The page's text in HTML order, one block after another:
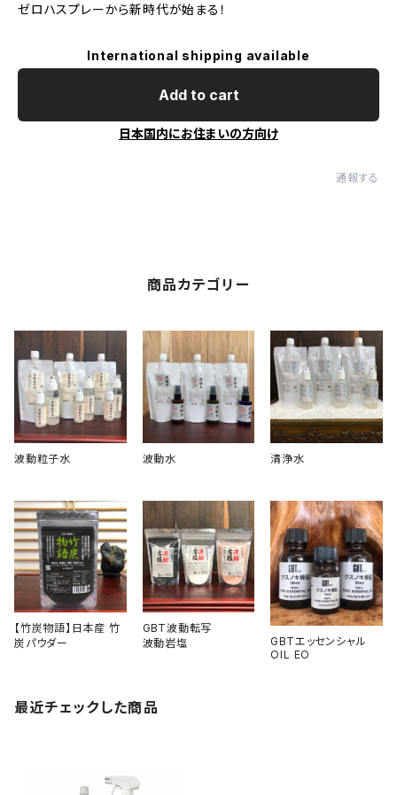
ゼロハスプレーから新時代が始まる！
International shipping available
Add to cart
日本国内にお住まいの方向け
通報する
商品カテゴリー
波動粒子水 波動水 清浄水
【竹炭物語】日本産 竹
炭パウダー
GBT波動転写
波動岩塩
GBTエッセンシャル
OIL EO
最近チェックした商品